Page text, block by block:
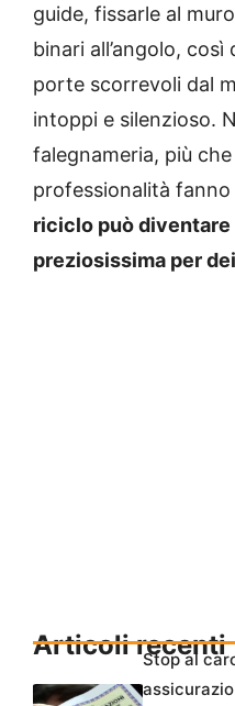
guide, fissarle al
binari all’angolo,
porte scorrevoli dal
intoppi e silenzioso.
falegnameria, più
professionalità
riciclo può diventare
preziosissima per
Articoli recenti
Stop al